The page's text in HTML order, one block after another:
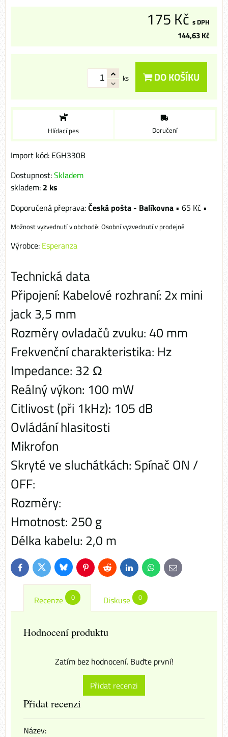
175 Kč s DPH
144,63 Kč
ks DO KOŠÍKU
Hlídací pes Doručení
Import kód: EGH330B
Dostupnost:Skladem
skladem: 2 ks
Česká pošta - Balíkovna • 65 Kč •
Osobní vyzvednutí v prodejně
Výrobce: Esperanza
Technická data
Připojení: Kabelové rozhraní: 2x mini
jack 3,5 mm
Rozměry ovladačů zvuku: 40 mm
Frekvenční charakteristika: Hz
Impedance: 32 Ω
Reálný výkon: 100 mW
Citlivost (při 1kHz): 105 dB
Ovládání hlasitosti
Mikrofon
Skryté ve sluchátkách: Spínač ON /
OFF:
Rozměry:
Hmotnost: 250 g
Délka kabelu: 2,0 m
FacebookTwitterBlueskyPinterestReddit LinkedInWhatsApp
E-
mail
Recenze 0 Diskuse 0
Hodnocení produktu
Zatím bez hodnocení. Buďte první!
Přidat recenzi
Přidat recenzi
Název: